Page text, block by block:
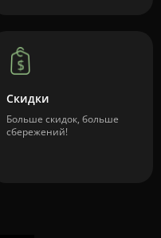
Скидки
Больше скидок, больше
сбережений!